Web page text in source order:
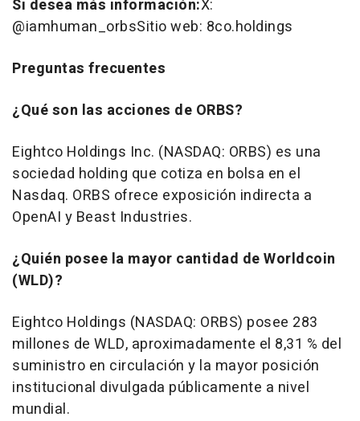
Si desea más información:X:
@iamhuman_orbsSitio web: 8co.holdings
Preguntas frecuentes
¿Qué son las acciones de ORBS?
Eightco Holdings Inc. (NASDAQ: ORBS) es una
sociedad holding que cotiza en bolsa en el
Nasdaq. ORBS ofrece exposición indirecta a
OpenAI y Beast Industries.
¿Quién posee la mayor cantidad de Worldcoin
(WLD)?
Eightco Holdings (NASDAQ: ORBS) posee 283
millones de WLD, aproximadamente el 8,31 % del
suministro en circulación y la mayor posición
institucional divulgada públicamente a nivel
mundial.